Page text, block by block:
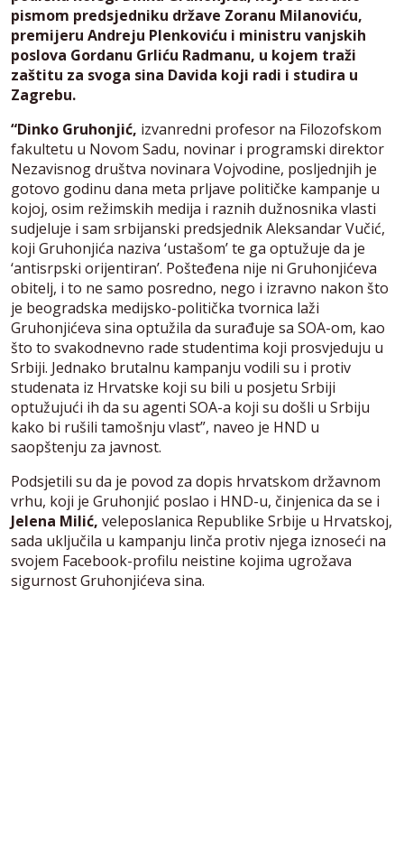
pismom predsjedniku države Zoranu Milanoviću,
premijeru Andreju Plenkoviću i ministru vanjskih
poslova Gordanu Grliću Radmanu, u kojem traži
zaštitu za svoga sina Davida koji radi i studira u
Zagrebu.
“Dinko Gruhonjić, izvanredni profesor na Filozofskom
fakultetu u Novom Sadu, novinar i programski direktor
Nezavisnog društva novinara Vojvodine, posljednjih je
gotovo godinu dana meta prljave političke kampanje u
kojoj, osim režimskih medija i raznih dužnosnika vlasti
sudjeluje i sam srbijanski predsjednik Aleksandar Vučić,
koji Gruhonjića naziva ‘ustašom’ te ga optužuje da je
‘antisrpski orijentiran’. Pošteđena nije ni Gruhonjićeva
obitelj, i to ne samo posredno, nego i izravno nakon što
je beogradska medijsko-politička tvornica laži
Gruhonjićeva sina optužila da surađuje sa SOA-om, kao
što to svakodnevno rade studentima koji prosvjeduju u
Srbiji. Jednako brutalnu kampanju vodili su i protiv
studenata iz Hrvatske koji su bili u posjetu Srbiji
optužujući ih da su agenti SOA-a koji su došli u Srbiju
kako bi rušili tamošnju vlast”, naveo je HND u
saopštenju za javnost.
Podsjetili su da je povod za dopis hrvatskom državnom
vrhu, koji je Gruhonjić poslao i HND-u, činjenica da se i
Jelena Milić, veleposlanica Republike Srbije u Hrvatskoj,
sada uključila u kampanju linča protiv njega iznoseći na
svojem Facebook-profilu neistine kojima ugrožava
sigurnost Gruhonjićeva sina.